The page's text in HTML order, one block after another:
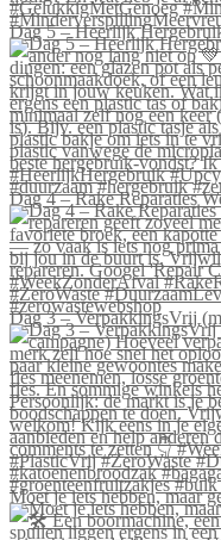
Dag 5 – Heerlijk
Dag 4 – Rake Reparaties
Dag 3 – VerpakkingsVrij
Moet je iets hebben, maar